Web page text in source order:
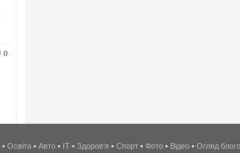
0
• Освіта • Авто • IT • Здоров'я • Спорт • Фото • Відео • Огляд